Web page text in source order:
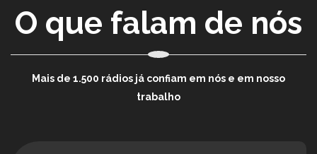
O que falam de nós
Mais de 1.500 rádios já confiam em nós e em nosso
trabalho